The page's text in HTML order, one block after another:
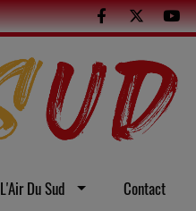
L'Air Du Sud Contact